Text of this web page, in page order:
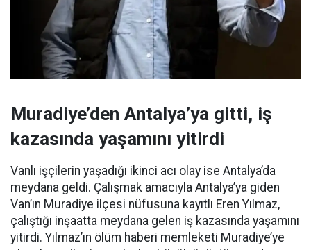
Muradiye’den Antalya’ya gitti, iş
kazasında yaşamını yitirdi
Vanlı işçilerin yaşadığı ikinci acı olay ise Antalya’da
meydana geldi. Çalışmak amacıyla Antalya’ya giden
Van’ın Muradiye ilçesi nüfusuna kayıtlı Eren Yılmaz,
çalıştığı inşaatta meydana gelen iş kazasında yaşamını
yitirdi. Yılmaz’ın ölüm haberi memleketi Muradiye’ye